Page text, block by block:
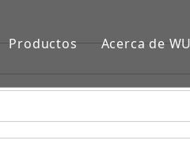
Productos
Andamio de marco
Acerca de
Video